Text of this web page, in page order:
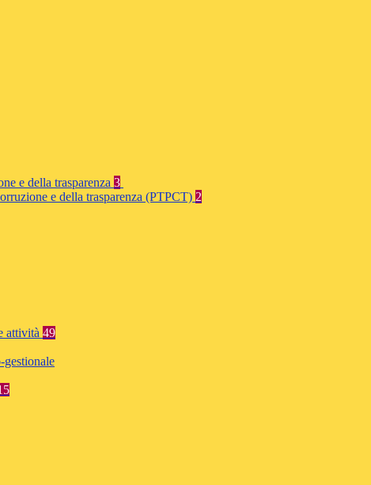
e della trasparenza 3
e della trasparenza (PTPCT) 2
attività 49
gestionale